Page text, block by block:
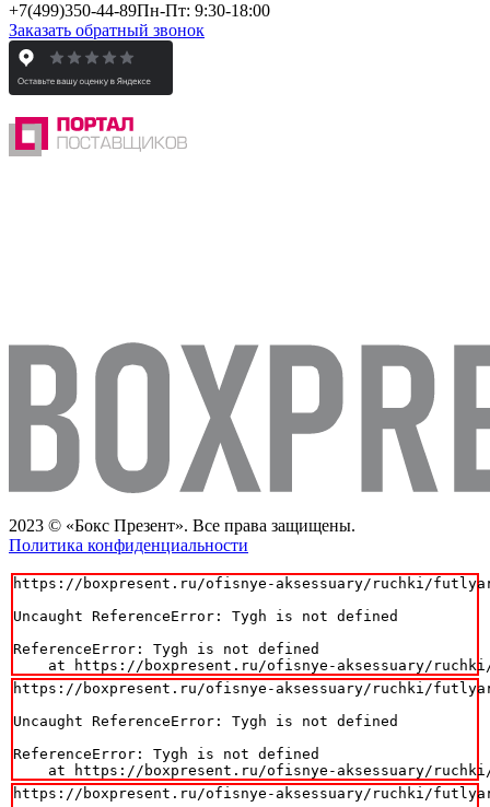
+7(499)350-44-89Пн-Пт: 9:30-18:00
Заказать обратный звонок
2023 © «Бокс Презент». Все права защищены.
Политика конфиденциальности
https://boxpresent.ru/ofisnye-aksessuary/ruchki/
Uncaught ReferenceError: Tygh is not defined
ReferenceError: Tygh is not defined
at https://boxpresent.ru/ofisnye-aksessuary/
https://boxpresent.ru/ofisnye-aksessuary/ruchki/
Uncaught ReferenceError: Tygh is not defined
ReferenceError: Tygh is not defined
at https://boxpresent.ru/ofisnye-aksessuary/
https://boxpresent.ru/ofisnye-aksessuary/ruchki/